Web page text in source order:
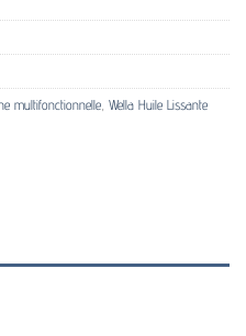
multifonctionnelle Wella Huile Lissante